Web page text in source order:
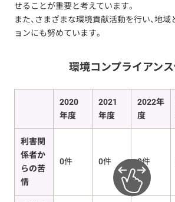
せることが重要と考えています。
また、さまざまな環境貢献活動を行い、地
ョンにも努めています。
環境コンプライアン
2020
年度
2021
年度
2022年
度
利害関
係者か
らの苦
情
0件 0件 0件